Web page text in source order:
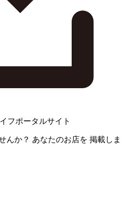
フポータルサイト
んか？ あなたのお店を 掲載しま